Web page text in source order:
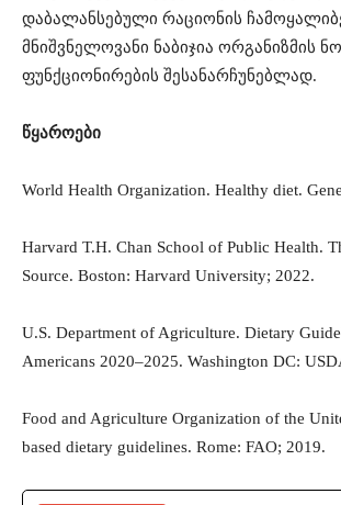
დაბალანსებული რაციონის
მნიშვნელოვანი ნაბიჯია ორგანიზმის
ფუნქციონირების შესანარჩუნებლად.
წყაროები
World Health Organization. Healthy diet.
Harvard T.H. Chan School of Public Health.
Source. Boston: Harvard University; 2022.
U.S. Department of Agriculture. Dietary
Americans 2020–2025. Washington DC:
Food and Agriculture Organization of the
based dietary guidelines. Rome: FAO; 2019.